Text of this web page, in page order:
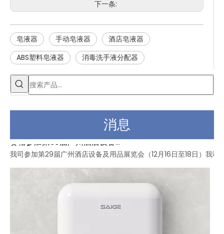
下一条:
皂液器 手动皂液器
酒店皂液器
ABS塑料皂液器
消毒洗手液分配器
消息
赛格参加第30届广州酒店设备及用品展览会
我司参加第29届广州酒店设备及用品展览会（12月16日至18日）我